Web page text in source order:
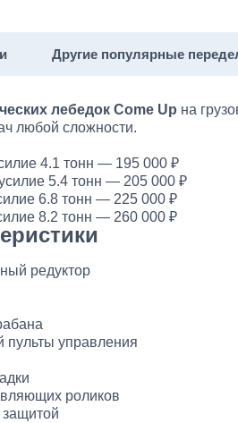
Другие популярные
лебедок Come Up на
любой сложности.
4.1 тонн — 195 000 ₽
5.4 тонн — 205 000 ₽
6.8 тонн — 225 000 ₽
8.2 тонн — 260 000 ₽
редуктор
пульты управления
роликов
защитой